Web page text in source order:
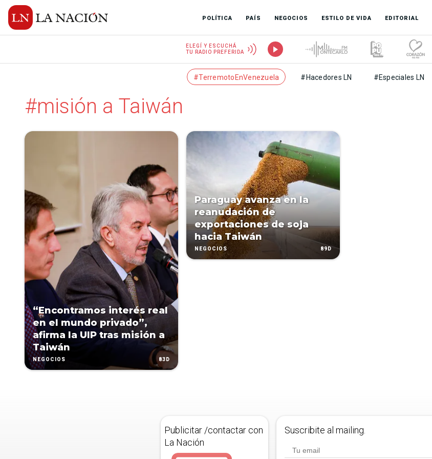
POLÍTICA PAÍS NEGOCIOS ESTILO DE VIDA EDITORIAL
ELEGÍ Y ESCUCHÁ
TU RADIO PREFERIDA
#TerremotoEnVenezuela #Hacedores LN #Especiales LN
#misión a Taiwán
“Encontramos interés real
en el mundo privado”,
afirma la UIP tras misión a
Taiwán
NEGOCIOS 83D
Paraguay avanza en la
reanudación de
exportaciones de soja
hacia Taiwán
NEGOCIOS 89D
Publicitar /contactar con
La Nación
Suscribite al mailing.